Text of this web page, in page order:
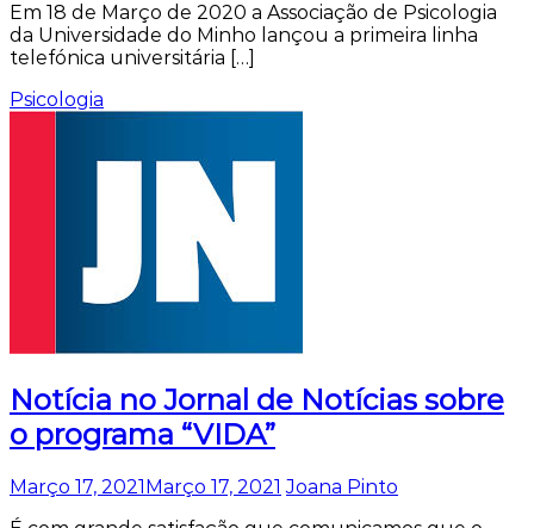
Em 18 de Março de 2020 a Associação de Psicologia
da Universidade do Minho lançou a primeira linha
telefónica universitária […]
Psicologia
Notícia no Jornal de Notícias sobre
o programa “VIDA”
Março 17, 2021 Março 17, 2021 Joana Pinto